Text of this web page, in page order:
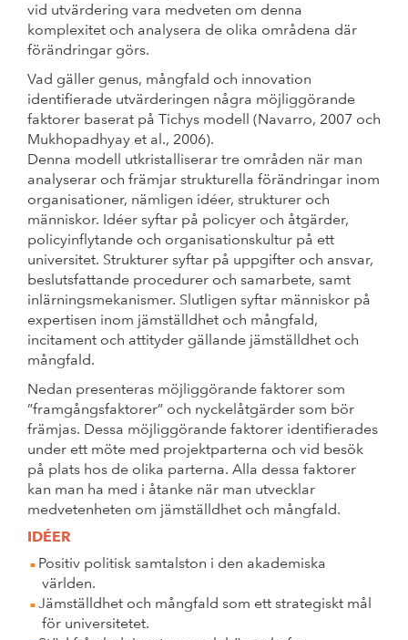
vid utvärdering vara medveten om denna
komplexitet och analysera de olika områdena där
förändringar görs.
Vad gäller genus, mångfald och innovation
identifierade utvärderingen några möjliggörande
faktorer baserat på Tichys modell (Navarro, 2007 och
Mukhopadhyay et al., 2006).
Denna modell utkristalliserar tre områden när man
analyserar och främjar strukturella förändringar inom
organisationer, nämligen idéer, strukturer och
människor. Idéer syftar på policyer och åtgärder,
policyinflytande och organisationskultur på ett
universitet. Strukturer syftar på uppgifter och ansvar,
beslutsfattande procedurer och samarbete, samt
inlärningsmekanismer. Slutligen syftar människor på
expertisen inom jämställdhet och mångfald,
incitament och attityder gällande jämställdhet och
mångfald.
Nedan presenteras möjliggörande faktorer som
”framgångsfaktorer” och nyckelåtgärder som bör
främjas. Dessa möjliggörande faktorer identifierades
under ett möte med projektparterna och vid besök
på plats hos de olika parterna. Alla dessa faktorer
kan man ha med i åtanke när man utvecklar
medvetenheten om jämställdhet och mångfald.
IDÉER
Positiv politisk samtalston i den akademiska
världen.
Jämställdhet och mångfald som ett strategiskt mål
för universitetet.